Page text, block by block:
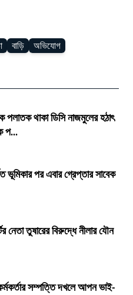
বাড়ি অভিযোগ
পলাতক থাকা ডিসি নাজমুলের হঠাৎ
প...
ভূমিকার পর এবার গ্রেপ্তার সাবেক
নেতা তুষারের বিরুদ্ধে নীলার যৌন
সম্পত্তি দখলে আপন ভাই-